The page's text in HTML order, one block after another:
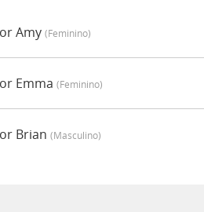
Amy (feminino)
Emma (feminino)
Brian (masculino)